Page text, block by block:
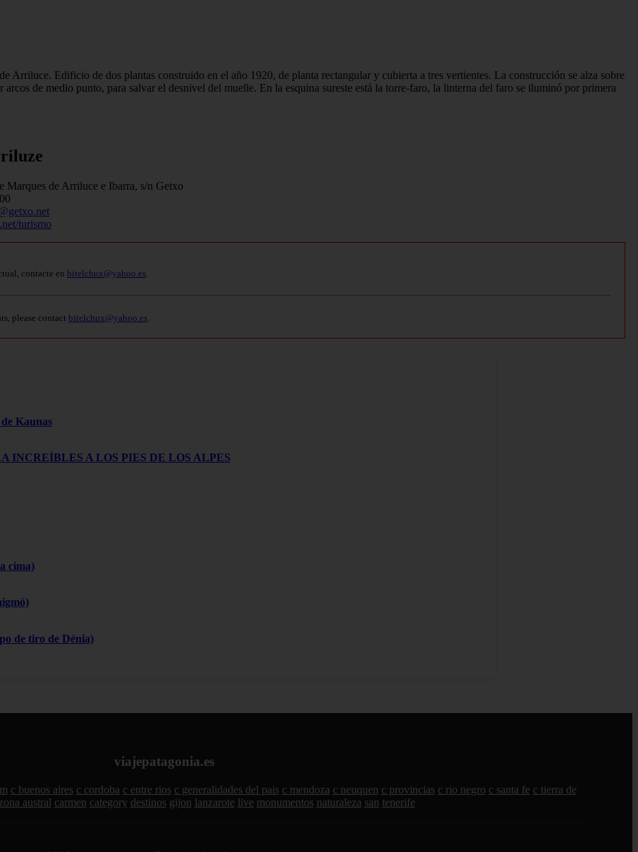
Arriluce. Edificio de dos plantas construido en el año 1920, de planta rectangular y cubierta a tres vertientes. La construcción se alza sobre
de medio punto, para salvar el desnivel del muelle. En la esquina sureste está la torre-faro, la linterna del faro se iluminó por primera
Marques de Arriluce e Ibarra, s/n Getxo
turismo
contacte en bitelchux@yahoo.es
please contact bitelchux@yahoo.es
Kaunas
INCREÍBLES A LOS PIES DE LOS ALPES
cima)
de tiro de Dénia)
viajepatagonia.es
c buenos aires c cordoba c entre rios c generalidades del pais c mendoza c neuquen c provincias c rio negro c santa fe c tierra de
austral carmen category destinos gijon lanzarote live monumentos naturaleza san tenerife